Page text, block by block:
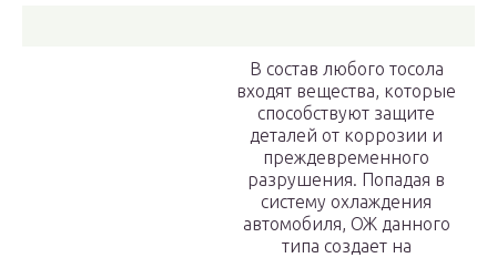
В состав любого тосола
входят вещества, которые
способствуют защите
деталей от коррозии и
преждевременного
разрушения. Попадая в
систему охлаждения
автомобиля, ОЖ данного
типа создает на